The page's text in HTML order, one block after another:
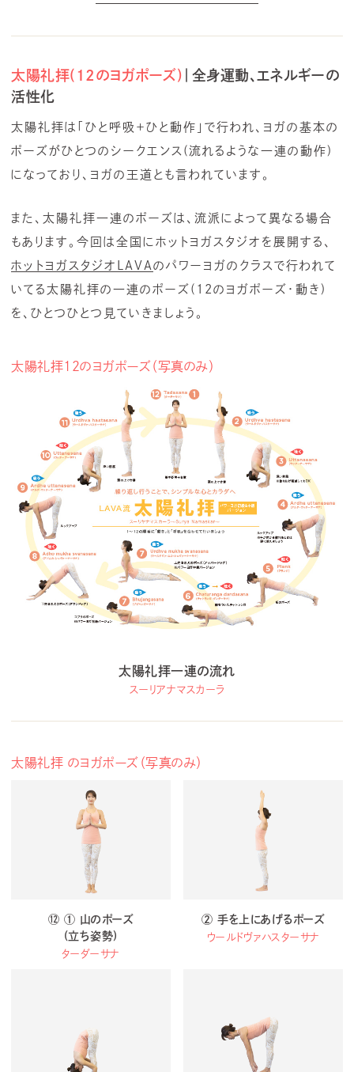
太陽礼拝(12のヨガポーズ) ｜全身運動、エネルギーの
活性化
太陽礼拝は「ひと呼吸＋ひと動作」で行われ、ヨガの基本の
ポーズがひとつのシークエンス(流れるような一連の動作)
になっており、ヨガの王道とも言われています。
また、太陽礼拝一連のポーズは、流派によって異なる場合
もあります。今回は全国にホットヨガスタジオを展開する、
ホットヨガスタジオLAVA のパワーヨガのクラスで行われて
いてる太陽礼拝の一連のポーズ(12のヨガポーズ・動き)
を、ひとつひとつ見ていきましょう。
太陽礼拝12のヨガポーズ（写真のみ）
太陽礼拝一連の流れ
スーリアナマスカーラ
太陽礼拝 のヨガポーズ（写真のみ）
⑫ ① 山のポーズ
(立ち姿勢)
ターダーサナ
② 手を上にあげるポーズ
ウールドヴァハスターサナ